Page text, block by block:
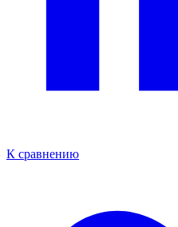
К сравнению